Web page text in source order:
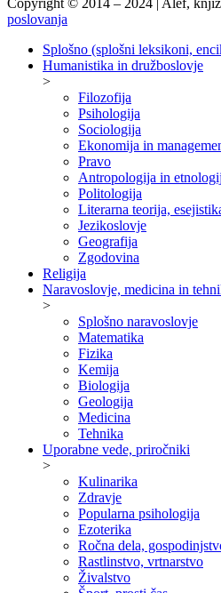
Copyright © 2014 – 2024 | Alef,
poslovanja
Splošno (splošni leksikoni,
Humanistika in družboslovje
>
Filozofija
Psihologija
Sociologija
Ekonomija in
Pravo
Antropologija in
Politologija
Literarna teorija,
Jezikoslovje
Geografija
Zgodovina
Religija
Naravoslovje, medicina in
>
Splošno naravoslovje
Matematika
Fizika
Kemija
Biologija
Geologija
Medicina
Tehnika
Uporabne vede, priročniki
>
Kulinarika
Zdravje
Popularna psihologija
Ezoterika
Ročna dela,
Rastlinstvo, vrtnarstvo
Živalstvo